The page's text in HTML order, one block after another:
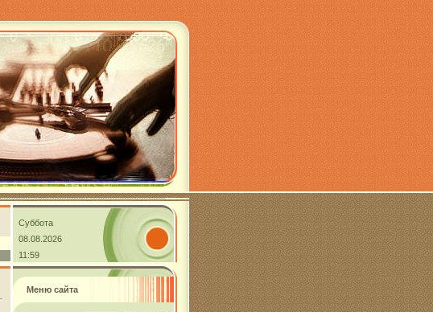
Суббота
08.08.2026
11:59
Меню сайта